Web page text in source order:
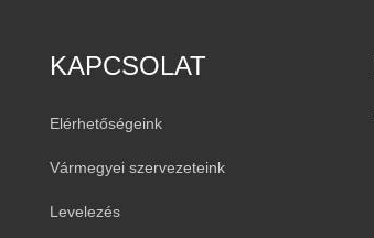
KAPCSOLAT
Elérhetőségeink
Vármegyei szervezeteink
Levelezés